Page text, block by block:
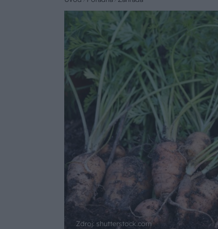
Zdroj: shutterstock.com